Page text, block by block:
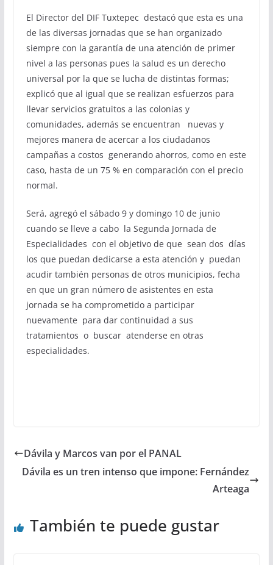
El Director del DIF Tuxtepec destacó que esta es una
de las diversas jornadas que se han organizado
siempre con la garantía de una atención de primer
nivel a las personas pues la salud es un derecho
universal por la que se lucha de distintas formas;
explicó que al igual que se realizan esfuerzos para
llevar servicios gratuitos a las colonias y
comunidades, además se encuentran nuevas y
mejores manera de acercar a los ciudadanos
campañas a costos generando ahorros, como en este
caso, hasta de un 75 % en comparación con el precio
normal.
Será, agregó el sábado 9 y domingo 10 de junio
cuando se lleve a cabo la Segunda Jornada de
Especialidades con el objetivo de que sean dos días
los que puedan dedicarse a esta atención y puedan
acudir también personas de otros municipios, fecha
en que un gran número de asistentes en esta
jornada se ha comprometido a participar
nuevamente para dar continuidad a sus
tratamientos o buscar atenderse en otras
especialidades.
Dávila y Marcos van por el PANAL
Dávila es un tren intenso que impone: Fernández
Arteaga
También te puede gustar